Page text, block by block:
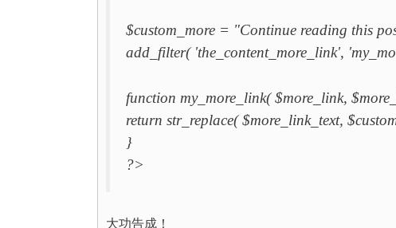
$custom_more = "Continue reading this
add_filter( 'the_content_more_link',
function my_more_link( $more_link,
return str_replace( $more_link_text,
}
?>
大功告成！